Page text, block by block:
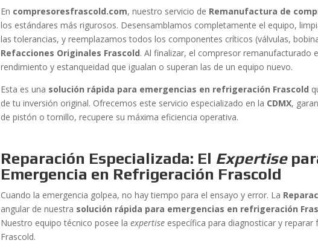
En compresoresfrascold.com, nuestro servicio de Remanufactura de
los estándares más rigurosos. Desensamblamos completamente el equipo,
las tolerancias, y reemplazamos todos los componentes críticos (válvulas,
Refacciones Originales Frascold. Al finalizar, el compresor remanufacturado
rendimiento y estanqueidad que igualan o superan las de un equipo nuevo.
Esta es una solución rápida para emergencias en refrigeración Frascold
de tu inversión original. Ofrecemos este servicio especializado en la CDMX,
de pistón o tornillo, recupere su máxima eficiencia operativa.
Reparación Especializada: El Expertise
Emergencia en Refrigeración Frascold
Cuando la emergencia golpea, no hay tiempo para el ensayo y error. La
angular de nuestra solución rápida para emergencias en refrigeración
Nuestro equipo técnico posee laexpertise específica para diagnosticar y
Frascold.